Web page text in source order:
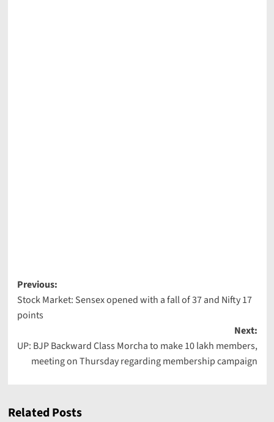
Post
navigation
Previous:
Stock Market: Sensex opened with a fall of 37 and Nifty 17
points
Next:
UP: BJP Backward Class Morcha to make 10 lakh members,
meeting on Thursday regarding membership campaign
Related Posts